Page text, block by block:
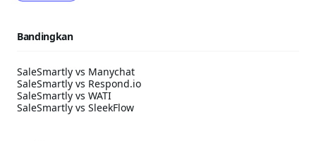
Bandingkan
SaleSmartly vs Manychat
SaleSmartly vs Respond.io
SaleSmartly vs WATI
SaleSmartly vs SleekFlow